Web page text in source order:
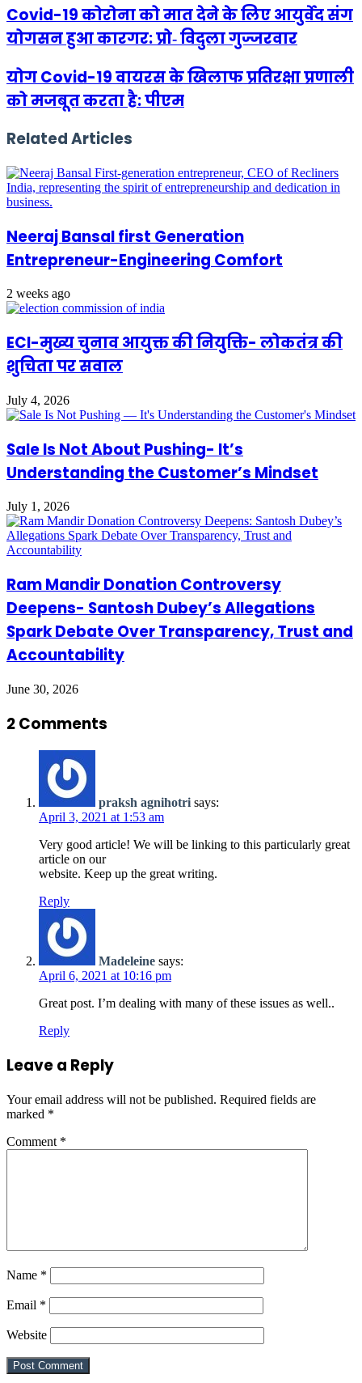
Covid-19 कोरोना को मात देने के लिए आयुर्वेद संग
योगसन हुआ कारगर: प्रो‐ विदुला गुज्जरवार
योग Covid-19 वायरस के खिलाफ प्रतिरक्षा प्रणाली
को मजबूत करता है: पीएम
Related Articles
Neeraj Bansal first Generation
Entrepreneur-Engineering Comfort
2 weeks ago
ECI-मुख्य चुनाव आयुक्त की नियुक्ति- लोकतंत्र की
शुचिता पर सवाल
July 4, 2026
Sale Is Not About Pushing- It’s
Understanding the Customer’s Mindset
July 1, 2026
Ram Mandir Donation Controversy
Deepens- Santosh Dubey’s Allegations
Spark Debate Over Transparency, Trust and
Accountability
June 30, 2026
2 Comments
praksh agnihotri says:
April 3, 2021 at 1:53 am
Very good article! We will be linking to this particularly great
article on our
website. Keep up the great writing.
Reply
Madeleine says:
April 6, 2021 at 10:16 pm
Great post. I’m dealing with many of these issues as well..
Reply
Leave a Reply
Your email address will not be published. Required fields are
marked *
Comment *
Name *
Email *
Website